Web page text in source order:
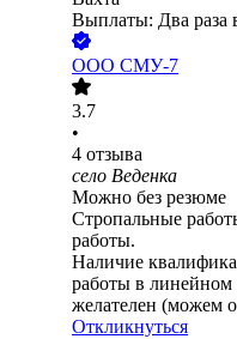
Выплаты: Два раза
ООО СМУ-7
3.7
•
4 отзыва
село Веденка
Можно без резюме
Стропальные
работы.
Наличие
работы в линейном
желателен (можем
Откликнуться